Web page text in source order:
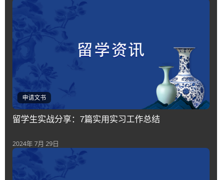
申请文书
留学生实战分享：7篇实用实习工作总结
2024年 7月 29日